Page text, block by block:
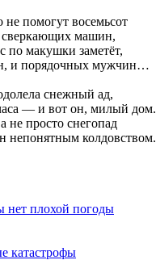
не помогут восемьсот
сверкающих машин,
по макушки заметёт,
и порядочных мужчин…
снежный ад,
— и вот он, милый дом.
не просто снегопад
непонятным колдовством.
нет плохой погоды
катастрофы